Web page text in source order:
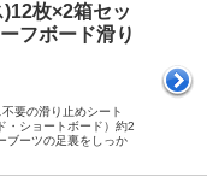
枚×2箱セッ
フボード滑り
要の滑り止めシート
・ショートボード）約2
ブーツの足裏をしっか